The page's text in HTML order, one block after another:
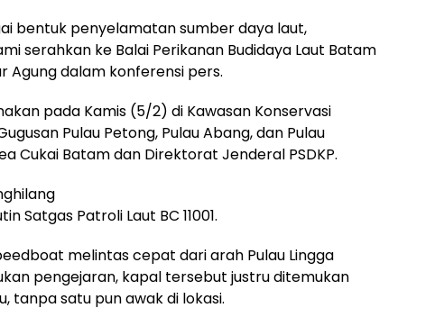
bentuk penyelamatan sumber daya laut,
serahkan ke Balai Perikanan Budidaya Laut Batam
Agung dalam konferensi pers.
pada Kamis (5/2) di Kawasan Konservasi
Pulau Petong, Pulau Abang, dan Pulau
Cukai Batam dan Direktorat Jenderal PSDKP.
Satgas Patroli Laut BC 11001.
melintas cepat dari arah Pulau Lingga
pengejaran, kapal tersebut justru ditemukan
tanpa satu pun awak di lokasi.